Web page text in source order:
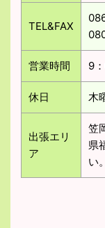
TEL&FAX
営業時間 9
休日 木
出張エリ
ア
笠
県
い